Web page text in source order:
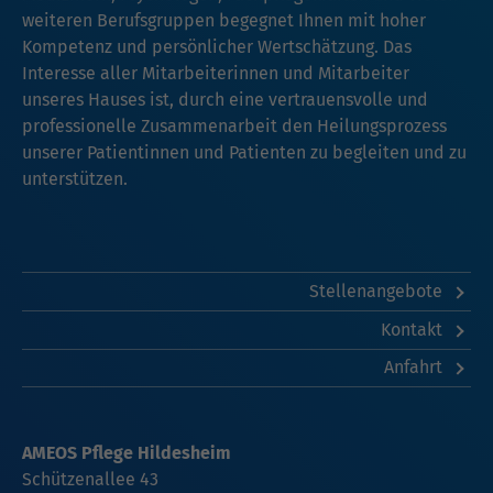
weiteren Berufsgruppen begegnet Ihnen mit hoher
Kompetenz und persönlicher Wertschätzung. Das
Interesse aller Mitarbeiterinnen und Mitarbeiter
unseres Hauses ist, durch eine vertrauensvolle und
professionelle Zusammenarbeit den Heilungsprozess
unserer Patientinnen und Patienten zu begleiten und zu
unterstützen.
Stellenangebote
Kontakt
Anfahrt
AMEOS Pflege Hildesheim
Schützenallee 43